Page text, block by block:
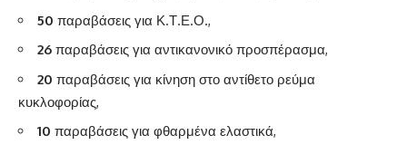
50 παραβάσεις για Κ.Τ.Ε.Ο.,
26 παραβάσεις για αντικανονικό προσπέρασμα,
20 παραβάσεις για κίνηση στο αντίθετο ρεύμα
κυκλοφορίας,
10 παραβάσεις για φθαρμένα ελαστικά,